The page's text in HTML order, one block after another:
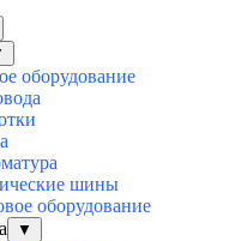
оборудование
шины
оборудование
▼